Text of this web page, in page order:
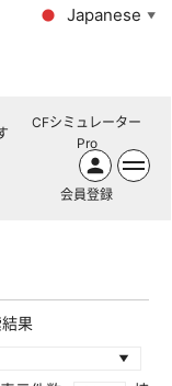
Japanese ▼
CFシミュレーター
Pro
会員登録
果